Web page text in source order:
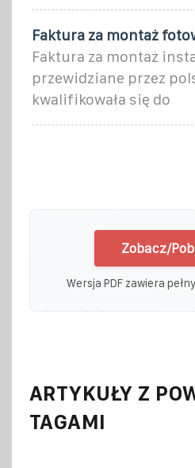
Faktura za montaż
Faktura za montaż
przewidziane przez
kwalifikowała się do
Zobacz/
Wersja PDF zawiera
ARTYKUŁY Z
TAGAMI